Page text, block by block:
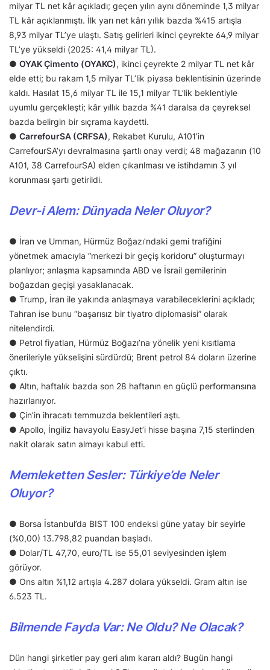
milyar TL net kâr açıkladı; geçen yılın aynı döneminde 1,3 milyar
TL kâr açıklanmıştı. İlk yarı net kârı yıllık bazda %415 artışla
8,93 milyar TL’ye ulaştı. Satış gelirleri ikinci çeyrekte 64,9 milyar
TL’ye yükseldi (2025: 41,4 milyar TL).
● OYAK Çimento (OYAKC), ikinci çeyrekte 2 milyar TL net kâr
elde etti; bu rakam 1,5 milyar TL’lik piyasa beklentisinin üzerinde
kaldı. Hasılat 15,6 milyar TL ile 15,1 milyar TL’lik beklentiyle
uyumlu gerçekleşti; kâr yıllık bazda %41 daralsa da çeyreksel
bazda belirgin bir sıçrama kaydetti.
● CarrefourSA (CRFSA), Rekabet Kurulu, A101’in
CarrefourSA’yı devralmasına şartlı onay verdi; 48 mağazanın (10
A101, 38 CarrefourSA) elden çıkarılması ve istihdamın 3 yıl
korunması şartı getirildi.
Devr-i Alem: Dünyada Neler Oluyor?
● İran ve Umman, Hürmüz Boğazı’ndaki gemi trafiğini
yönetmek amacıyla “merkezi bir geçiş koridoru” oluşturmayı
planlıyor; anlaşma kapsamında ABD ve İsrail gemilerinin
boğazdan geçişi yasaklanacak.
● Trump, İran ile yakında anlaşmaya varabileceklerini açıkladı;
Tahran ise bunu “başarısız bir tiyatro diplomasisi” olarak
nitelendirdi.
● Petrol fiyatları, Hürmüz Boğazı’na yönelik yeni kısıtlama
önerileriyle yükselişini sürdürdü; Brent petrol 84 doların üzerine
çıktı.
● Altın, haftalık bazda son 28 haftanın en güçlü performansına
hazırlanıyor.
● Çin’in ihracatı temmuzda beklentileri aştı.
● Apollo, İngiliz havayolu EasyJet’i hisse başına 7,15 sterlinden
nakit olarak satın almayı kabul etti.
Memleketten Sesler: Türkiye’de Neler
Oluyor?
● Borsa İstanbul’da BIST 100 endeksi güne yatay bir seyirle
(%0,00) 13.798,82 puandan başladı.
● Dolar/TL 47,70, euro/TL ise 55,01 seviyesinden işlem
görüyor.
● Ons altın %1,12 artışla 4.287 dolara yükseldi. Gram altın ise
6.523 TL.
Bilmende Fayda Var: Ne Oldu? Ne Olacak?
Dün hangi şirketler pay geri alım kararı aldı? Bugün hangi